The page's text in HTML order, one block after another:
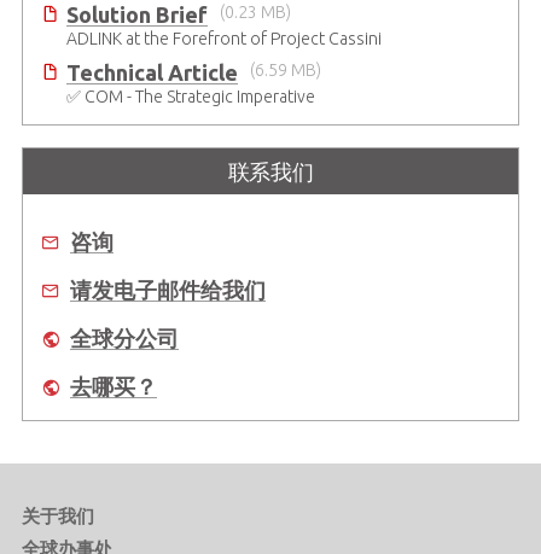
Solution Brief
(0.23 MB)
ADLINK at the Forefront of Project Cassini
Technical Article
(6.59 MB)
✅ COM - The Strategic Imperative
联系我们
咨询
请发电子邮件给我们
全球分公司
去哪买？
关于我们
全球办事处